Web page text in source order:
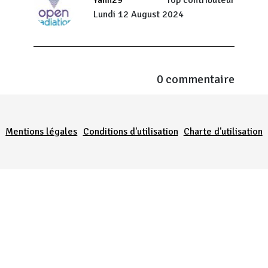
Lundi 12 August 2024
0 commentaire
Mentions légales Conditions d'utilisation Charte d'utilisation